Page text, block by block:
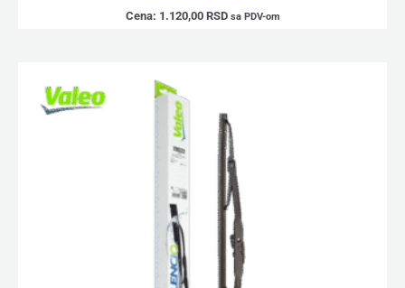
Cena: 1.120,00 RSD sa PDV-om